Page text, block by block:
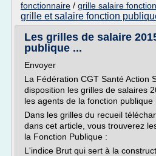
fonctionnaire / grille salaire
grille et salaire fonction
Les grilles de salaire
publique ...
Envoyer
La Fédération CGT Santé Action
disposition les grilles de salaires
les agents de la fonction publique
Dans les grilles du recueil
dans cet article, vous trouverez
la Fonction Publique :
L'indice Brut qui sert à la